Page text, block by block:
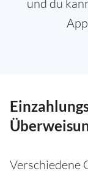
und du
Verschiedene